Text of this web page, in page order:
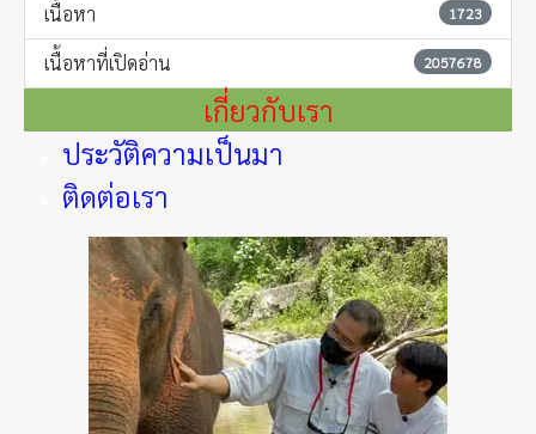
เนื้อหา 1723
เนื้อหาที่เปิดอ่าน 2057678
เกี่ยวกับเรา
ประวัติความเป็นมา
ติดต่อเรา